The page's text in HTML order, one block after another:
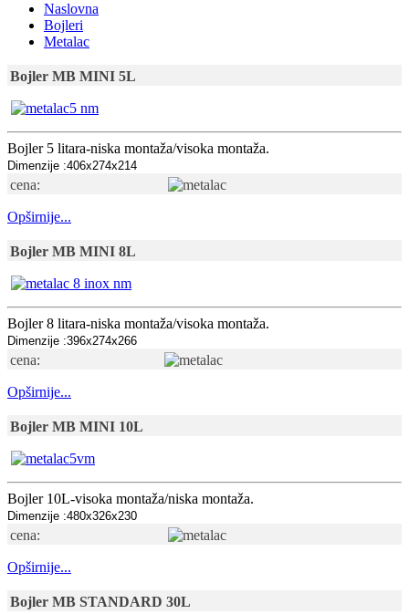
Naslovna
Bojleri
Metalac
Bojler MB MINI 5L
Bojler 5 litara-niska montaža/visoka montaža.
Dimenzije :406x274x214
cena:
Opširnije...
Bojler MB MINI 8L
Bojler 8 litara-niska montaža/visoka montaža.
Dimenzije :396x274x266
cena:
Opširnije...
Bojler MB MINI 10L
Bojler 10L-visoka montaža/niska montaža.
Dimenzije :480x326x230
cena:
Opširnije...
Bojler MB STANDARD 30L